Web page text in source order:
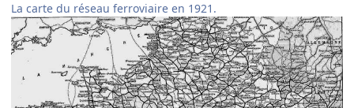
La carte du réseau ferroviaire en 1921.